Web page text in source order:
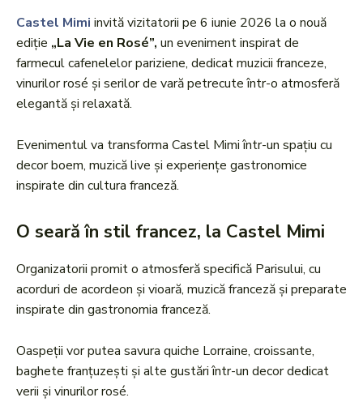
Castel Mimi invită vizitatorii pe 6 iunie 2026 la o nouă
ediție „La Vie en Rosé”, un eveniment inspirat de
farmecul cafenelelor pariziene, dedicat muzicii franceze,
vinurilor rosé și serilor de vară petrecute într-o atmosferă
elegantă și relaxată.
Evenimentul va transforma Castel Mimi într-un spațiu cu
decor boem, muzică live și experiențe gastronomice
inspirate din cultura franceză.
O seară în stil francez, la Castel Mimi
Organizatorii promit o atmosferă specifică Parisului, cu
acorduri de acordeon și vioară, muzică franceză și preparate
inspirate din gastronomia franceză.
Oaspeții vor putea savura quiche Lorraine, croissante,
baghete franțuzești și alte gustări într-un decor dedicat
verii și vinurilor rosé.